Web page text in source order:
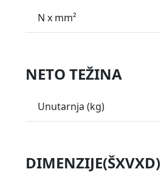
N x mm²
NETO TEŽINA
Unutarnja (kg)
DIMENZIJE(ŠXVXD)